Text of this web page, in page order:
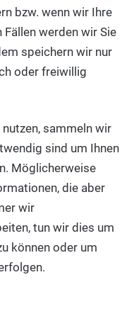
bzw. wenn wir Ihre
werden wir Sie
speichern wir nur
oder freiwillig
nutzen, sammeln wir
sind um Ihnen
Möglicherweise
die aber
wir
tun wir dies um
können oder um